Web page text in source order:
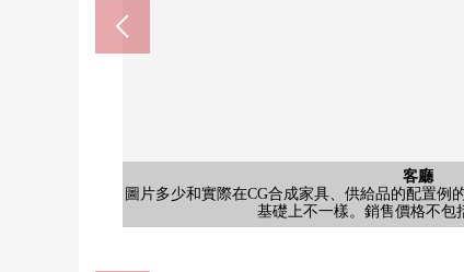
客廳
圖片多少和實際在CG合成家具、供給品的配置例
基礎上不一樣。銷售價格不包
外觀
外觀(2026/03拍攝)大阪Metro南港港城線"Ｐ
客廳
圖片，在實際的室內照片以及平面圖的基礎上，
少和實際不一
院子
圖片多少和實際在CG合成家具、供給品的配置例
基礎上不一樣。銷售價格不包
陽台
圖片，在實際的室內照片以及平面圖的基礎上，
少和實際不一
廚房
烹調空間的大的
客廳
約17.9張塌塌米寬敞
客廳
日照、通風關於10樓
廚房
在廚房，收藏豐
客廳
西南、西北、東北的
洗臉
洗臉
公共汽車
公共汽車
廁所
廁所
西式房間
西式房間
和式房間
和式房間
和式房間
和式房間
和式房間
和式房間
門口
門口
風景
來自西北一側陽台
陽台
陽台
入口
入口
風景
來自西北一側陽台
入口
入口
其他
排放通道
其他
信箱
其他當地
用地裡面的公
其他
腳踏車停放處
外觀
外觀(2026/03拍
港城西站(約
步行2分鐘
超市鬆下南碼頭店(
步行2分鐘
大阪Ｐｏｒｔｔｏｗｎ西站
步行2分鐘
南碼頭櫻小學(約
步行7分鐘
南碼頭北中學(約
步行8分鐘